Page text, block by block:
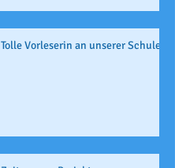
Tolle Vorleserin an unserer Schule